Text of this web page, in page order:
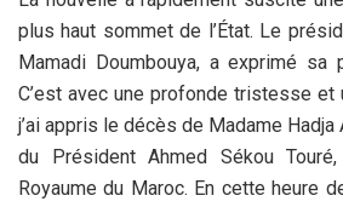
plus haut sommet de l’État. Le
Mamadi Doumbouya, a exprimé sa
C’est avec une profonde tristesse et
j’ai appris le décès de Madame Hadja
du Président Ahmed Sékou
Royaume du Maroc. En cette heure